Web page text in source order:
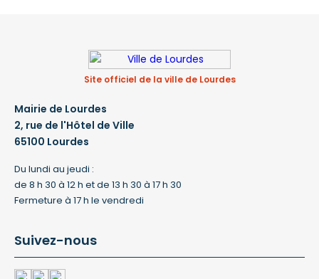
Site officiel de la ville de Lourdes
Mairie de Lourdes
2, rue de l'Hôtel de Ville
65100 Lourdes
Du lundi au jeudi :
de 8 h 30 à 12 h et de 13 h 30 à 17 h 30
Fermeture à 17 h le vendredi
Suivez-nous